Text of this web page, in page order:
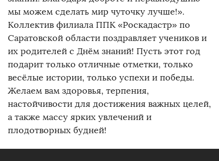
мы можем сделать мир чуточку лучше!».
Коллектив филиала ППК «Роскадастр» по
Саратовской области поздравляет учеников и
их родителей с Днём знаний! Пусть этот год
подарит только отличные отметки, только
весёлые истории, только успехи и победы.
Желаем вам здоровья, терпения,
настойчивости для достижения важных целей,
а также массу ярких увлечений и
плодотворных будней!